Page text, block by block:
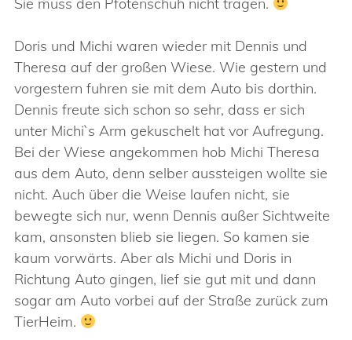
Doris und Michi waren wieder mit Dennis und
Theresa auf der großen Wiese. Wie gestern und
vorgestern fuhren sie mit dem Auto bis dorthin.
Dennis freute sich schon so sehr, dass er sich
unter Michi`s Arm gekuschelt hat vor Aufregung.
Bei der Wiese angekommen hob Michi Theresa
aus dem Auto, denn selber aussteigen wollte sie
nicht. Auch über die Weise laufen nicht, sie
bewegte sich nur, wenn Dennis außer Sichtweite
kam, ansonsten blieb sie liegen. So kamen sie
kaum vorwärts. Aber als Michi und Doris in
Richtung Auto gingen, lief sie gut mit und dann
sogar am Auto vorbei auf der Straße zurück zum
TierHeim.